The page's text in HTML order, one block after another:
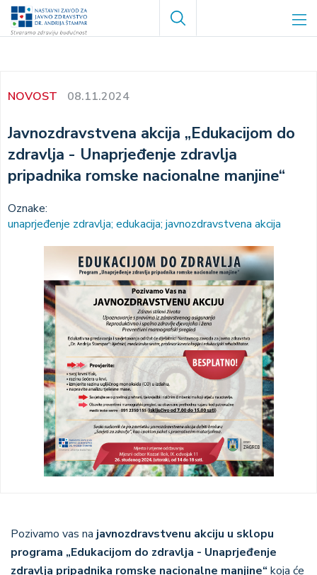
Skoči
Search
NOVOST 08.11.2024
Javnozdravstvena akcija „Edukacijom do
zdravlja - Unaprjeđenje zdravlja
pripadnika romske nacionalne manjine“
Oznake:
unaprjeđenje zdravlja; edukacija; javnozdravstvena akcija
Pozivamo vas na javnozdravstvenu akciju u sklopu
programa „Edukacijom do zdravlja - Unaprjeđenje
zdravlja pripadnika romske nacionalne manjine“ koja će